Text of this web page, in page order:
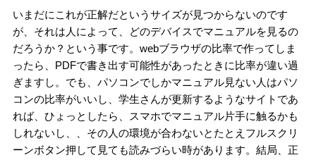
いまだにこれが正解だというサイズが見つからないのです
が、それは人によって、どのデバイスでマニュアルを見るの
だろうか？という事です。webブラウザの比率で作ってしま
ったら、PDFで書き出す可能性があったときに比率が違い過
ぎますし。でも、パソコンでしかマニュアル見ない人はパソ
コンの比率がいいし、学生さんが更新するようなサイトであ
れば、ひょっとしたら、スマホでマニュアル片手に触るかも
しれないし、、その人の環境が合わないとたとえフルスクリ
ーンボタン押して見ても読みづらい時があります。結局、正